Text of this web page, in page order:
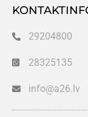
29204800
28325135
info@a26.lv